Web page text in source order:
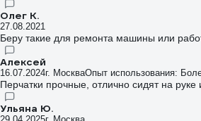
Олег К.
27.08.2021
Беру такие для ремонта машины или
Алексей
16.07.2024г. МоскваОпыт использования:
Перчатки прочные, отлично сидят на руке
Ульяна Ю.